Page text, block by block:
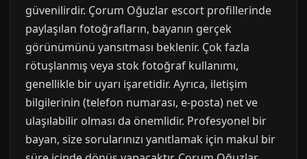
güvenilirdir. Çorum Oğuzlar escort profillerinde
paylaşılan fotoğrafların, bayanın gerçek
görünümünü yansıtması beklenir. Çok fazla
rötuşlanmış veya stok fotoğraf kullanımı,
genellikle bir uyarı işaretidir. Ayrıca, iletişim
bilgilerinin (telefon numarası, e-posta) net ve
ulaşılabilir olması da önemlidir. Profesyonel bir
bayan, size sorularınızı yanıtlamak için makul bir